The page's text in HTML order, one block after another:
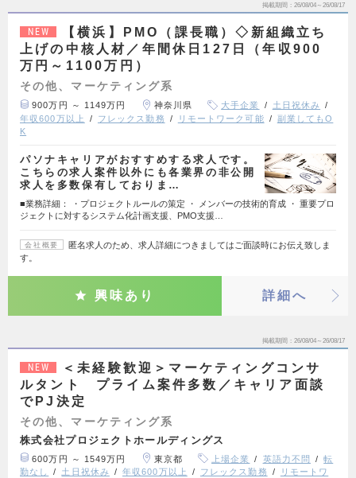
掲載期間 26/08/04～26/08/17
NEW
【横浜】PMO（課長職）◇新組織立ち
上げの中核人材／年間休日127日（年収900
万円～1100万円）
その他、マーケティング系
900万円 ～ 1149万円 神奈川県 大手企業
土日祝休み
年収600万以上
フレックス勤務 リモートワーク可能
副業してもO
K
パソナキャリアがおすすめする求人です。
こちらの求人案件以外にも各業界の非公開
求人を多数保有しておりま…
■業務詳細： ・プロジェクトルールの策定 ・ メンバーの技術的育成 ・ 重要プロ
ジェクトに対するシステム化計画支援、PMO支援…
会社概要
匿名求人のため、求人詳細につきましてはご面談時にお伝え致しま
す。
興味あり 詳細へ
掲載期間 26/08/04～26/08/17
NEW
＜未経験歓迎＞マーケティングコンサ
ルタント プライム案件多数／キャリア面談
でPJ決定
その他、マーケティング系
株式会社プロジェクトホールディングス
600万円 ～ 1549万円 東京都 上場企業 英語力不問
転
勤なし
土日祝休み 年収600万以上 フレックス勤務
リモートワ